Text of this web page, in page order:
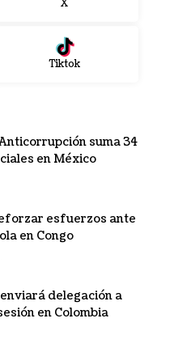
X
Tiktok
suma 34
en México
esfuerzos ante
en Congo
delegación a
en Colombia